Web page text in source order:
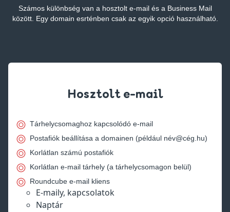
Számos különbség van a hosztolt e-mail és a Business Mail
között. Egy domain esrténben csak az egyik opció használható.
Hosztolt e-mail
Tárhelycsomaghoz kapcsolódó e-mail
Postafiók beállítása a domainen (például név@cég.hu)
Korlátlan számú postafiók
Korlátlan e-mail tárhely (a tárhelycsomagon belül)
Roundcube e-mail kliens
E-maily, kapcsolatok
Naptár